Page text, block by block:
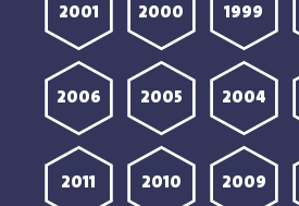
1999
2000
2001
2004
2005
2006
2009
2010
2011